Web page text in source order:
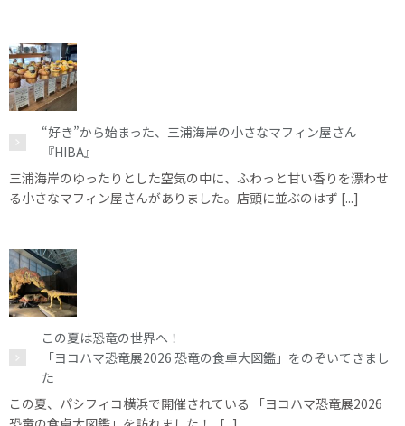
“好き”から始まった、三浦海岸の小さなマフィン屋さん
『HIBA』
三浦海岸のゆったりとした空気の中に、ふわっと甘い香りを漂わせ
る小さなマフィン屋さんがありました。店頭に並ぶのはず [...]
この夏は恐竜の世界へ！
「ヨコハマ恐竜展2026 恐竜の食卓大図鑑」をのぞいてきまし
た
この夏、パシフィコ横浜で開催されている 「ヨコハマ恐竜展2026